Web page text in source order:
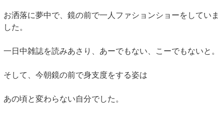
お洒落に夢中で、鏡の前で一人ファションショーをしていま
した。
一日中雑誌を読みあさり、あーでもない、こーでもないと。
そして、今朝鏡の前で身支度をする姿は
あの頃と変わらない自分でした。